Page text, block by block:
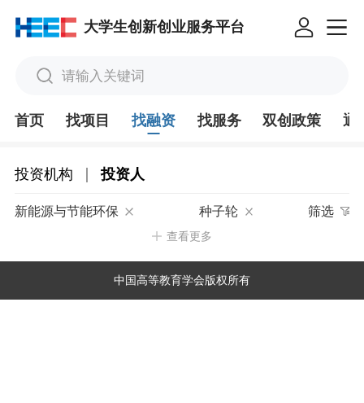
大学生创新创业服务平台
请输入关键词
首页 找项目 找融资 找服务 双创政策 通
投资机构 | 投资人
新能源与节能环保 种子轮 筛选
查看更多
中国高等教育学会版权所有